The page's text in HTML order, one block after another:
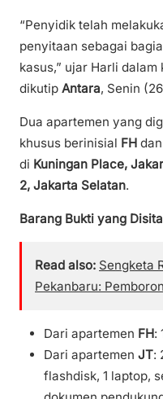
“Penyidik telah
penyitaan sebagai
kasus,” ujar Harli
dikutip Antara, Senin
Dua apartemen yang
khusus berinisial FH dan
di Kuningan Place,
2, Jakarta Selatan.
Barang Bukti yang
Read also: Sengketa
Pekanbaru:
Dari apartemen FH:
Dari apartemen JT:
flashdisk, 1 laptop,